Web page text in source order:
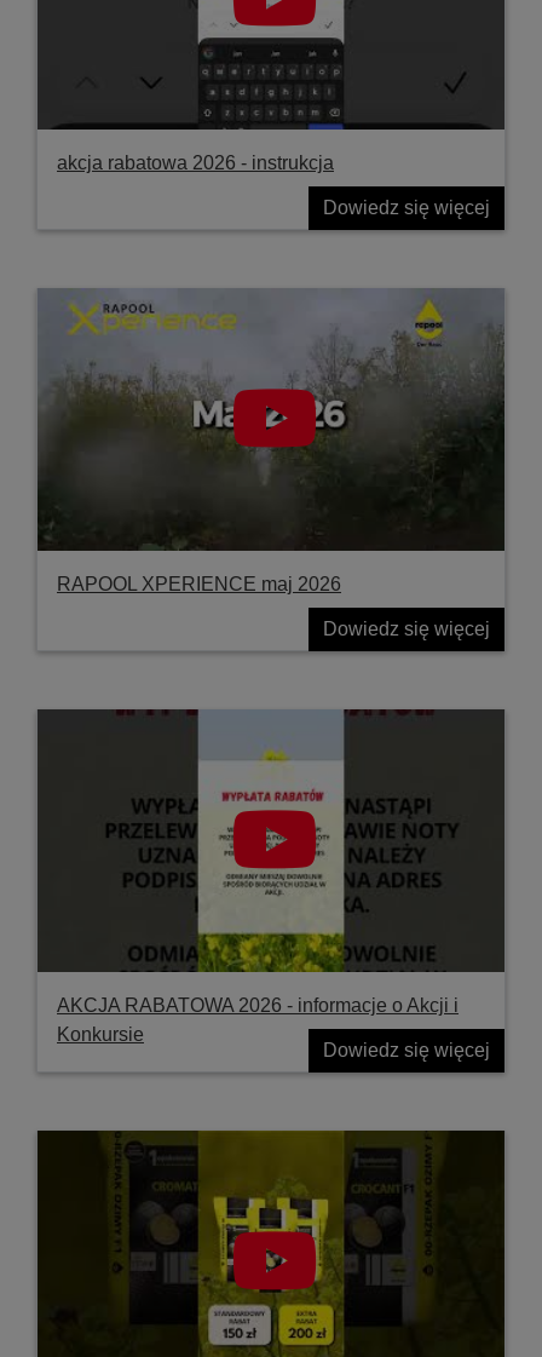
akcja rabatowa 2026 - instrukcja
Dowiedz się więcej
RAPOOL XPERIENCE maj 2026
Dowiedz się więcej
AKCJA RABATOWA 2026 - informacje o Akcji i
Konkursie
Dowiedz się więcej